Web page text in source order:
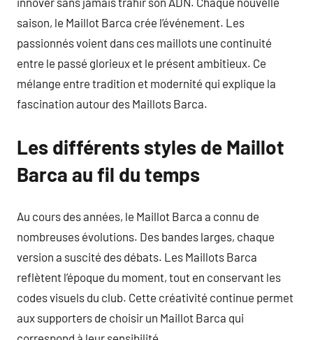
saison, le Maillot Barca crée l’événement. Les
passionnés voient dans ces maillots une continuité
entre le passé glorieux et le présent ambitieux. Ce
mélange entre tradition et modernité qui explique la
fascination autour des Maillots Barca.
Les différents styles de Maillot
Barca au fil du temps
Au cours des années, le Maillot Barca a connu de
nombreuses évolutions. Des bandes larges, chaque
version a suscité des débats. Les Maillots Barca
reflètent l’époque du moment, tout en conservant les
codes visuels du club. Cette créativité continue permet
aux supporters de choisir un Maillot Barca qui